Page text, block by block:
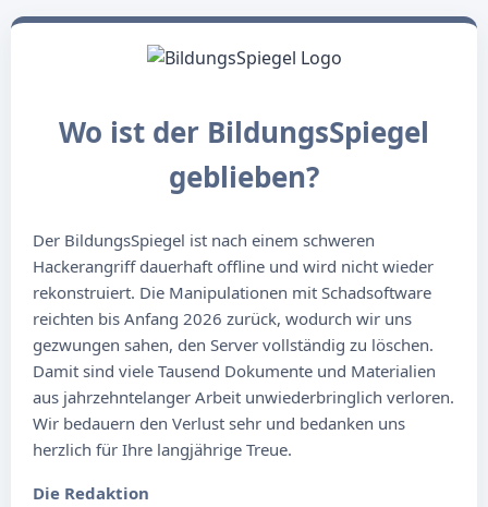
Wo ist der BildungsSpiegel
geblieben?
Der BildungsSpiegel ist nach einem schweren
Hackerangriff dauerhaft offline und wird nicht wieder
rekonstruiert. Die Manipulationen mit Schadsoftware
reichten bis Anfang 2026 zurück, wodurch wir uns
gezwungen sahen, den Server vollständig zu löschen.
Damit sind viele Tausend Dokumente und Materialien
aus jahrzehntelanger Arbeit unwiederbringlich verloren.
Wir bedauern den Verlust sehr und bedanken uns
herzlich für Ihre langjährige Treue.
Die Redaktion